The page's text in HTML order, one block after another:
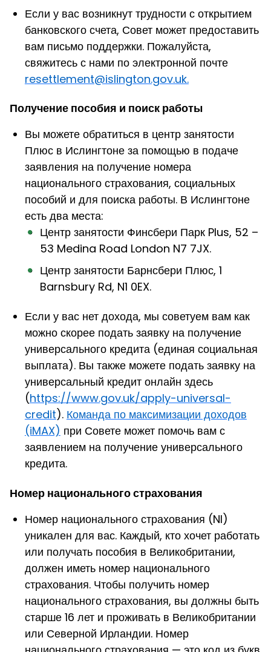
Если у вас возникнут трудности с открытием
банковского счета, Совет может предоставить
вам письмо поддержки. Пожалуйста,
свяжитесь с нами по электронной почте
resettlement@islington.gov.uk.
Получение пособия и поиск работы
Вы можете обратиться в центр занятости
Плюс в Ислингтоне за помощью в подаче
заявления на получение номера
национального страхования, социальных
пособий и для поиска работы. В Ислингтоне
есть два места:
Центр занятости Финсбери Парк Plus, 52 –
53 Medina Road London N7 7JX.
Центр занятости Барнсбери Плюс, 1
Barnsbury Rd, N1 0EX.
Если у вас нет дохода, мы советуем вам как
можно скорее подать заявку на получение
универсального кредита (единая социальная
выплата). Вы также можете подать заявку на
универсальный кредит онлайн здесь
(https://www.gov.uk/apply-universal-
credit). Команда по максимизации доходов
(iMAX) при Совете может помочь вам с
заявлением на получение универсального
кредита.
Номер национального страхования
Номер национального страхования (NI)
уникален для вас. Каждый, кто хочет работать
или получать пособия в Великобритании,
должен иметь номер национального
страхования. Чтобы получить номер
национального страхования, вы должны быть
старше 16 лет и проживать в Великобритании
или Северной Ирландии. Номер